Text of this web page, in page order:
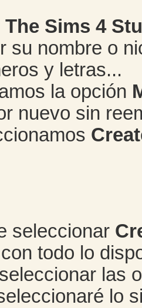
The Sims 4
su nombre o
y letras...
la opción
nuevo sin
seleccionar
todo lo
las
lo